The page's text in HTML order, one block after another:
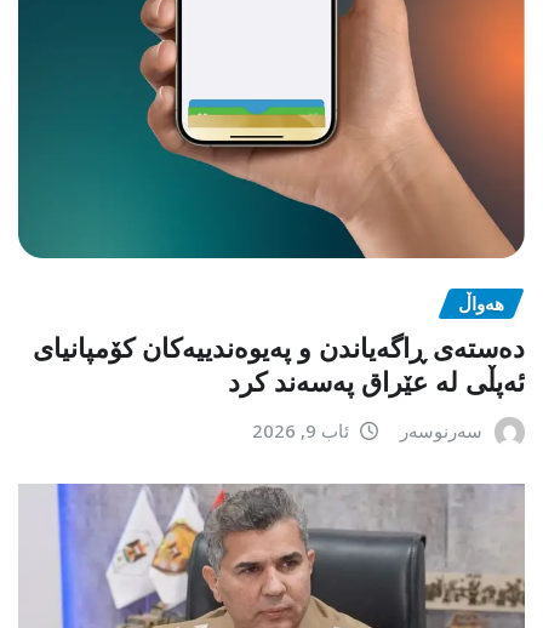
هەواڵ
دەستەی ڕاگەیاندن و پەیوەندییەکان کۆمپانیای
ئەپڵی لە عێراق پەسەند کرد
سەرنوسەر ئاب 9, 2026